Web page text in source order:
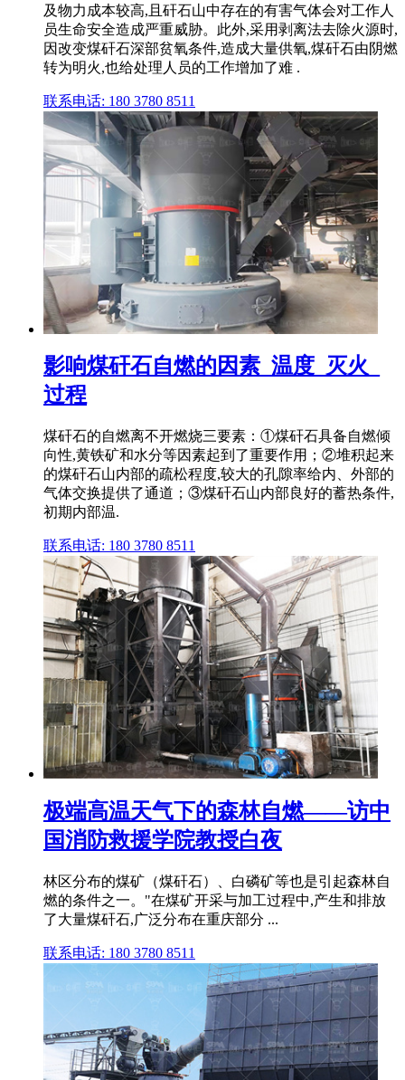
及物力成本较高,且矸石山中存在的有害气体会对工作人
员生命安全造成严重威胁。此外,采用剥离法去除火源时,
因改变煤矸石深部贫氧条件,造成大量供氧,煤矸石由阴燃
转为明火,也给处理人员的工作增加了难 .
联系电话: 180 3780 8511
影响煤矸石自燃的因素_温度_灭火_
过程
煤矸石的自燃离不开燃烧三要素：①煤矸石具备自燃倾
向性,黄铁矿和水分等因素起到了重要作用；②堆积起来
的煤矸石山内部的疏松程度,较大的孔隙率给内、外部的
气体交换提供了通道；③煤矸石山内部良好的蓄热条件,
初期内部温.
联系电话: 180 3780 8511
极端高温天气下的森林自燃——访中
国消防救援学院教授白夜
林区分布的煤矿（煤矸石）、白磷矿等也是引起森林自
燃的条件之一。"在煤矿开采与加工过程中,产生和排放
了大量煤矸石,广泛分布在重庆部分 ...
联系电话: 180 3780 8511